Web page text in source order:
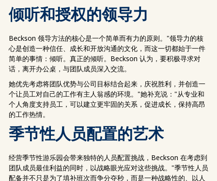
倾听和授权的领导力
Beckson 领导方法的核心是一个简单而有力的原则。"领导力的核
心是创造一种信任、成长和开放沟通的文化，而这一切都始于一件
简单的事情：倾听。真正的倾听。Beckson 认为，要积极寻求对
话，离开办公桌，与团队成员深入交流。
她优先考虑将团队优势与公司目标结合起来，庆祝胜利，并创造一
个让员工对自己的工作有主人翁感的环境。"她补充说："从专业和
个人角度支持员工，可以建立更牢固的关系，促进成长，保持高昂
的工作热情。
季节性人员配置的艺术
经营季节性游乐园会带来独特的人员配置挑战，Beckson 在考虑到
团队成员最佳利益的同时，以战略眼光应对这些挑战。"季节性人员
配备并不只是为了填补班次而争分夺秒，而是一种战略性的、以人